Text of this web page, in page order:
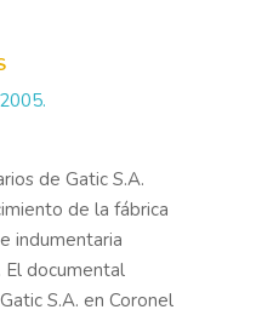
de Gatic S.A.
de la fábrica
indumentaria
El documental
S.A. en Coronel